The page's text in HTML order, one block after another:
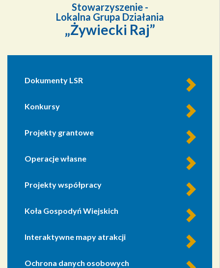
Stowarzyszenie -
Lokalna Grupa Działania
„Żywiecki Raj”
Dokumenty LSR
Konkursy
Projekty grantowe
Operacje własne
Projekty współpracy
Koła Gospodyń Wiejskich
Interaktywne mapy atrakcji
Ochrona danych osobowych